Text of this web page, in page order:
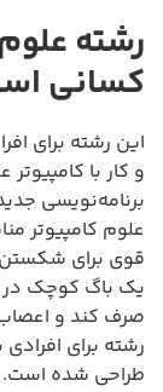
رشته
کسانی
این رشته برای
و کار با
برنامه‌نویسی
علوم کامپیوتر
قوی برای
یک باگ کوچک در
صرف کند و
رشته برای
طراحی شده است.